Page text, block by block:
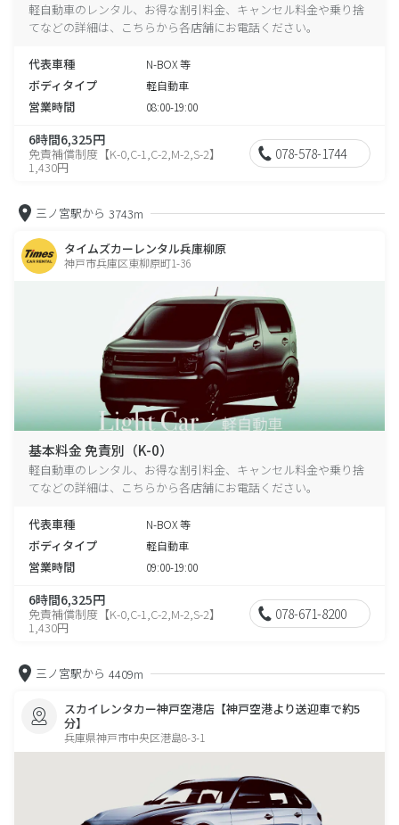
軽自動車のレンタル、お得な割引料金、キャンセル料金や乗り捨
てなどの詳細は、こちらから各店舗にお電話ください。
代表車種 N-BOX 等
ボディタイプ 軽自動車
営業時間 08:00-19:00
6時間6,325円
免責補償制度【K-0,C-1,C-2,M-2,S-2】
1,430円
078-578-1744
三ノ宮駅から 3743m
タイムズカーレンタル兵庫柳原
神戸市兵庫区東柳原町1-36
基本料金 免責別（K-0）
軽自動車のレンタル、お得な割引料金、キャンセル料金や乗り捨
てなどの詳細は、こちらから各店舗にお電話ください。
代表車種 N-BOX 等
ボディタイプ 軽自動車
営業時間 09:00-19:00
6時間6,325円
免責補償制度【K-0,C-1,C-2,M-2,S-2】
1,430円
078-671-8200
三ノ宮駅から 4409m
スカイレンタカー神戸空港店【神戸空港より送迎車で約5
分】
兵庫県神戸市中央区港島8-3-1